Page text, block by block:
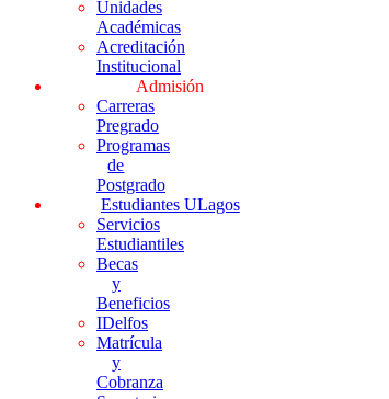
Unidades
Académicas
Acreditación
Institucional
Admisión
Carreras
Pregrado
Programas
de
Postgrado
Estudiantes ULagos
Servicios
Estudiantiles
Becas
y
Beneficios
IDelfos
Matrícula
y
Cobranza